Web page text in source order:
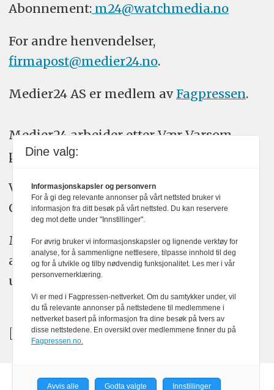
Abonnement:m24@watchmedia.no
For andre henvendelser,
firmapost@medier24.no.
Medier24 AS er medlem av Fagpressen.
Medier24 arbeider etter Vær Varsom-
plakatens regler for god presseskikk.
Vi bruker KI-verktøy som ChatGPT,
Claude, og Gemini i journalistikken vår.
Medier24s redaksjon har alltid det fulle
ansvar for publisert innhold, med eller
uten bruk av kunstig intelligens.
Dine valg:
Informasjonskapsler og personvern
For å gi deg relevante annonser på vårt nettsted bruker vi
informasjon fra ditt besøk på vårt nettsted. Du kan reservere
deg mot dette under "Innstillinger".
For øvrig bruker vi informasjonskapsler og lignende verktøy for
analyse, for å sammenligne nettlesere, tilpasse innhold til deg
og for å utvikle og tilby nødvendig funksjonalitet. Les mer i vår
personvernerklæring.
Vi er med i Fagpressen-nettverket. Om du samtykker under, vil
du få relevante annonser på nettstedene til medlemmene i
nettverket basert på informasjon fra dine besøk på tvers av
disse nettstedene. En oversikt over medlemmene finner du på
Fagpressen.no.
Avvis alle Godta valgte Innstillinger